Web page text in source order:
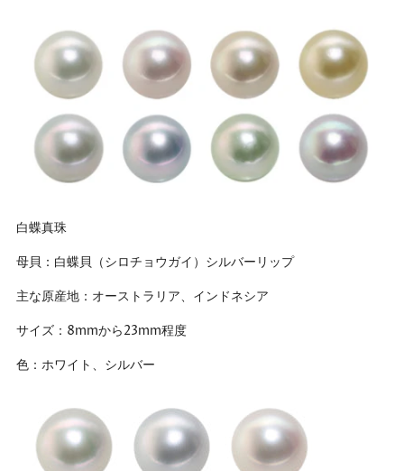
白蝶真珠
母貝：白蝶貝（シロチョウガイ）シルバーリップ
主な原産地：オーストラリア、インドネシア
サイズ：8mmから23mm程度
色：ホワイト、シルバー